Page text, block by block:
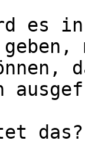
es in
das?